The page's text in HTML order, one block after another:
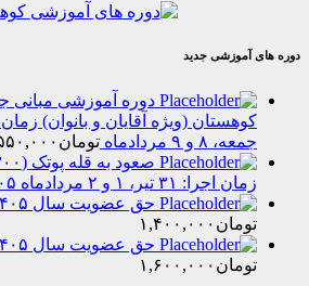
جدید
دوره آموزشی مبانی جستجو و
(ویژه آقایان و بانوان) زمان
تومان۱,۵۵۰,۰۰۰
صعود به قله
۳۱ تیر، ۱ و ۲ مردادماه ۱۴۰۵
تومان
حق عضویت سال ۱۴۰۵ عضویت رسمی پایه ۲
۱,۴۰۰,۰۰۰
حق عضویت سال ۱۴۰۵ عضویت رسمی پایه ۳
۱,۶۰۰,۰۰۰